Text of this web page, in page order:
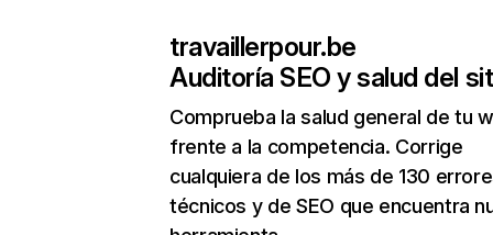
travaillerpour.be
Auditoría SEO y salud del
Comprueba la salud general de tu
frente a la competencia. Corrige
cualquiera de los más de 130
técnicos y de SEO que encuentra